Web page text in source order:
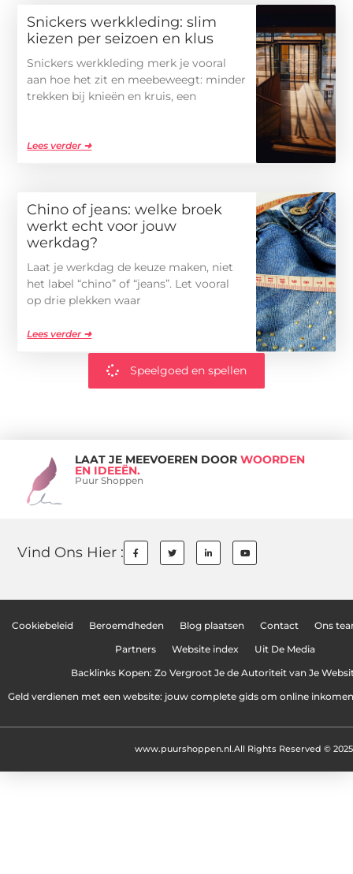
Snickers werkkleding: slim
kiezen per seizoen en klus
Snickers werkkleding merk je vooral
aan hoe het zit en meebeweegt: minder
trekken bij knieën en kruis, een
Lees verder ➜
Chino of jeans: welke broek
werkt echt voor jouw
werkdag?
Laat je werkdag de keuze maken, niet
het label “chino” of “jeans”. Let vooral
op drie plekken waar
Lees verder ➜
Speelgoed en spellen
LAAT JE MEEVOEREN DOOR WOORDEN
EN IDEEËN.
Puur Shoppen
Vind Ons Hier :
Cookiebeleid Beroemdheden Blog plaatsen Contact Ons
Partners Website index Uit De Media
Backlinks Kopen: Zo Vergroot Je de Autoriteit van Je
Geld verdienen met een website: jouw complete gids om online
All Rights Reserved © 2025
www.puurshoppen.nl.